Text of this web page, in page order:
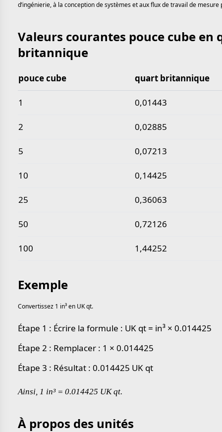
d’ingénierie, à la conception de systèmes et aux flux de travail de mesure
Valeurs courantes pouce cube en
britannique
Valeurs courantes pouce cube en quart britannique
pouce cube quart britannique
1 0,01443
2 0,02885
5 0,07213
10 0,14425
25 0,36063
50 0,72126
100 1,44252
Exemple
Convertissez 1 in³ en UK qt.
Étape 1 : Écrire la formule : UK qt = in³ × 0.014425
Étape 2 : Remplacer : 1 × 0.014425
Étape 3 : Résultat : 0.014425 UK qt
Ainsi, 1 in³ = 0.014425 UK qt.
À propos des unités